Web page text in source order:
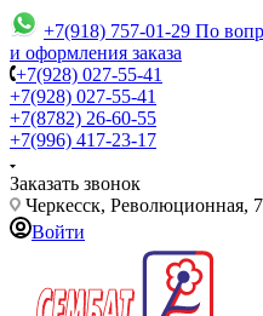
+7(918) 757-01-29 По
и оформления заказа
+7(928) 027-55-41
+7(928) 027-55-41
+7(8782) 26-60-55
+7(996) 417-23-17
Заказать звонок
Черкесск, Революционная, 7
Войти